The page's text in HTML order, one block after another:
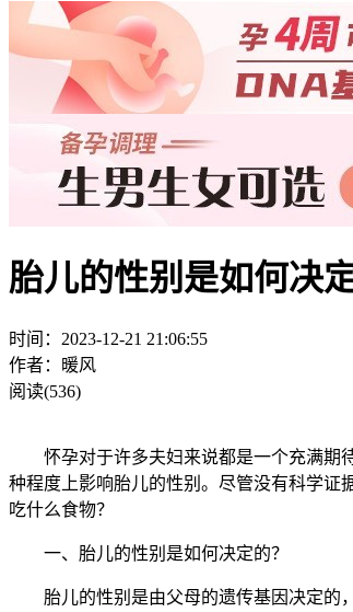
胎儿的性别是如何决
时间：2023-12-21 21:06:55
作者：暖风
阅读(536)
怀孕对于许多夫妇来说都是一个充满期待
种程度上影响胎儿的性别。尽管没有科学证
吃什么食物？
一、胎儿的性别是如何决定的？
胎儿的性别是由父母的遗传基因决定的，